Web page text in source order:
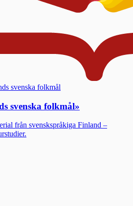
svenska folkmål
svenska folkmål»
från svenskspråkiga Finland –